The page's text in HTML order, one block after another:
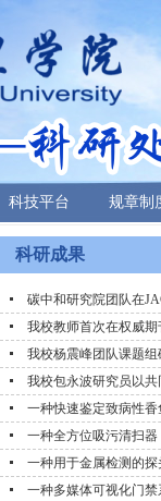
科技平台 规章制
科研成果
碳中和研究院团队在
我校教师首次在权威
我校杨震峰团队课题
我校包永波研究员以
一种快速鉴定致病性
一种全方位吸污清扫器
一种用于金属检测的探
一种多媒体可视化门禁